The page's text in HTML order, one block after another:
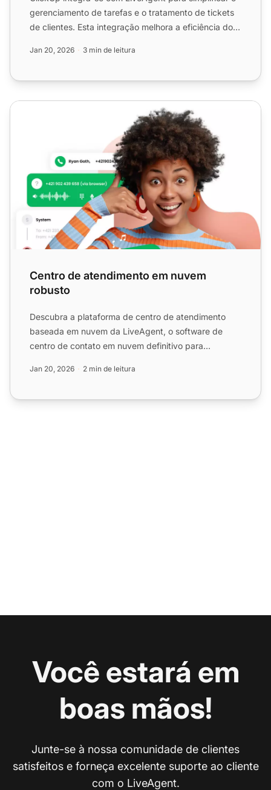
gerenciamento de tarefas e o tratamento de tickets
de clientes. Esta integração melhora a eficiência do
Jan 20, 2026 3 min de leitura
Centro de atendimento em nuvem robusto
Centro de atendimento em nuvem
robusto
Descubra a plataforma de centro de atendimento
baseada em nuvem da LiveAgent, o software de
centro de contato em nuvem definitivo para
Jan 20, 2026 2 min de leitura
Você estará em
boas mãos!
Junte-se à nossa comunidade de clientes
satisfeitos e forneça excelente suporte ao cliente
com o LiveAgent.